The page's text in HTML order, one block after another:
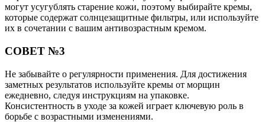
могут усугублять старение кожи, поэтому выбирайте кремы,
которые содержат солнцезащитные фильтры, или используйте
их в сочетании с вашим антивозрастным кремом.
СОВЕТ №3
Не забывайте о регулярности применения. Для достижения
заметных результатов используйте кремы от морщин
ежедневно, следуя инструкциям на упаковке.
Консистентность в уходе за кожей играет ключевую роль в
борьбе с возрастными изменениями.